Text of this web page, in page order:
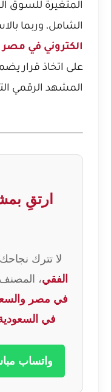
المتغيرة للسوق
الشامل، وربما
الكتروني في
على اتخاذ قرار
المشهد الرقمي
ارتقِ
لا تترك
الفقي،
في مصر
في
واتساب